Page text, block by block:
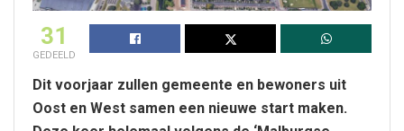
31
GEDEELD
Dit voorjaar zullen gemeente en bewoners uit
Oost en West samen een nieuwe start maken.